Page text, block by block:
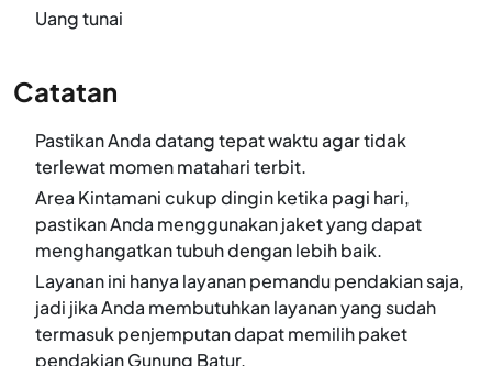
Uang tunai
Catatan
Pastikan Anda datang tepat waktu agar tidak
terlewat momen matahari terbit.
Area Kintamani cukup dingin ketika pagi hari,
pastikan Anda menggunakan jaket yang dapat
menghangatkan tubuh dengan lebih baik.
Layanan ini hanya layanan pemandu pendakian saja,
jadi jika Anda membutuhkan layanan yang sudah
termasuk penjemputan dapat memilih paket
pendakian Gunung Batur.